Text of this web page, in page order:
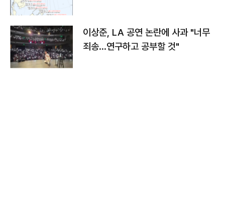
이상준, LA 공연 논란에 사과 "너무
죄송…연구하고 공부할 것"